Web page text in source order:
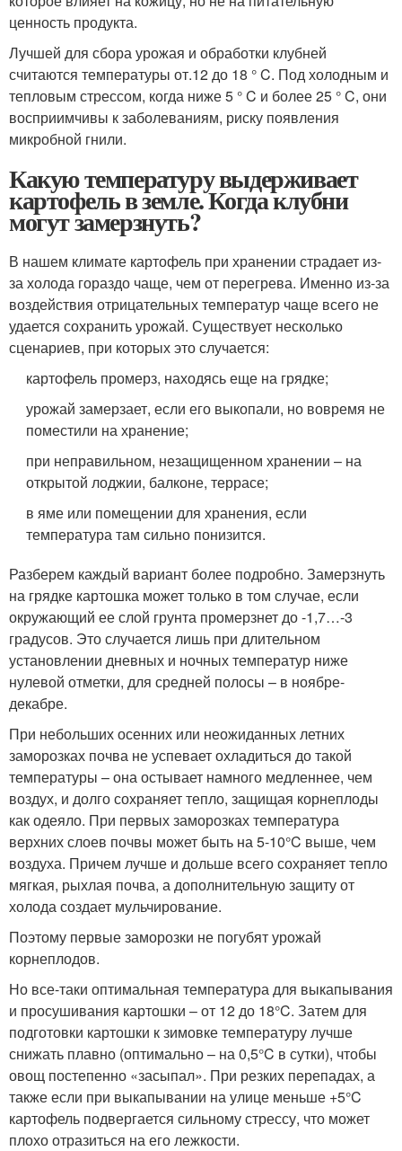
ценность продукта.
Лучшей для сбора урожая и обработки клубней
считаются температуры от.12 до 18 ° C. Под холодным и
тепловым стрессом, когда ниже 5 ° C и более 25 ° C, они
восприимчивы к заболеваниям, риску появления
микробной гнили.
Какую температуру выдерживает
картофель в земле. Когда клубни
могут замерзнуть?
В нашем климате картофель при хранении страдает из-
за холода гораздо чаще, чем от перегрева. Именно из-за
воздействия отрицательных температур чаще всего не
удается сохранить урожай. Существует несколько
сценариев, при которых это случается:
картофель промерз, находясь еще на грядке;
урожай замерзает, если его выкопали, но вовремя не
поместили на хранение;
при неправильном, незащищенном хранении – на
открытой лоджии, балконе, террасе;
в яме или помещении для хранения, если
температура там сильно понизится.
Разберем каждый вариант более подробно. Замерзнуть
на грядке картошка может только в том случае, если
окружающий ее слой грунта промерзнет до -1,7…-3
градусов. Это случается лишь при длительном
установлении дневных и ночных температур ниже
нулевой отметки, для средней полосы – в ноябре-
декабре.
При небольших осенних или неожиданных летних
заморозках почва не успевает охладиться до такой
температуры – она остывает намного медленнее, чем
воздух, и долго сохраняет тепло, защищая корнеплоды
как одеяло. При первых заморозках температура
верхних слоев почвы может быть на 5-10°C выше, чем
воздуха. Причем лучше и дольше всего сохраняет тепло
мягкая, рыхлая почва, а дополнительную защиту от
холода создает мульчирование.
Поэтому первые заморозки не погубят урожай
корнеплодов.
Но все-таки оптимальная температура для выкапывания
и просушивания картошки – от 12 до 18°C. Затем для
подготовки картошки к зимовке температуру лучше
снижать плавно (оптимально – на 0,5°C в сутки), чтобы
овощ постепенно «засыпал». При резких перепадах, а
также если при выкапывании на улице меньше +5°C
картофель подвергается сильному стрессу, что может
плохо отразиться на его лежкости.